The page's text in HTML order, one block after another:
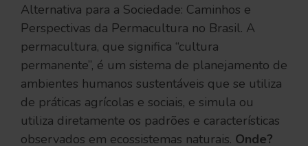
Alternativa para a Sociedade: Caminhos e
Perspectivas da Permacultura no Brasil. A
permacultura, que significa “cultura
permanente”, é um sistema de planejamento de
ambientes humanos sustentáveis que se utiliza
de práticas agrícolas e sociais, e simula ou
utiliza diretamente os padrões e características
observados em ecossistemas naturais. Onde?